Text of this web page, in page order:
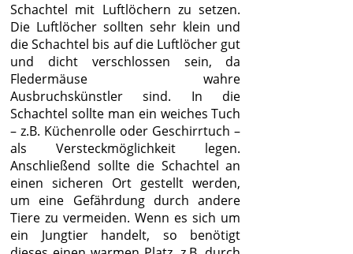
Schachtel mit Luftlöchern zu setzen.
Die Luftlöcher sollten sehr klein und
die Schachtel bis auf die Luftlöcher gut
und dicht verschlossen sein, da
Fledermäuse wahre
Ausbruchskünstler sind. In die
Schachtel sollte man ein weiches Tuch
– z.B. Küchenrolle oder Geschirrtuch –
als Versteckmöglichkeit legen.
Anschließend sollte die Schachtel an
einen sicheren Ort gestellt werden,
um eine Gefährdung durch andere
Tiere zu vermeiden. Wenn es sich um
ein Jungtier handelt, so benötigt